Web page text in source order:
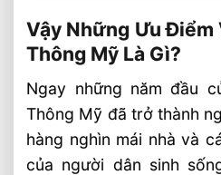
Thông Mỹ Là Gì?
Gỗ Thông Mỹ
Ưu Điểm Vượt Trội
Gỗ Thông Nhập
Bài Viết Liên Quan
Vậy Những Ưu Điểm
Thông Mỹ Là Gì?
Ngay những năm đầu
Thông Mỹ đã trở thành
hàng nghìn mái nhà và
của người dân sinh